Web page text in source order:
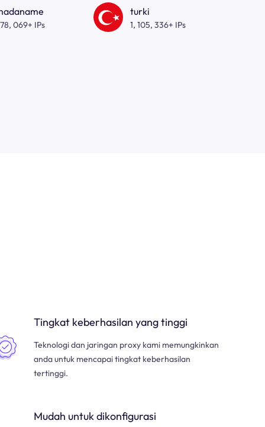
069+ IPs
turki
1, 105, 336+ IPs
Tingkat keberhasilan yang tinggi
Teknologi dan jaringan proxy kami memungkinkan
anda untuk mencapai tingkat keberhasilan
tertinggi.
Mudah untuk dikonfigurasi